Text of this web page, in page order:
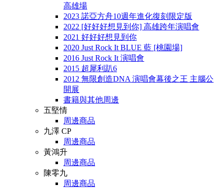
高雄場
2023 諾亞方舟10週年進化復刻限定版
2022 [好好好想見到你] 高雄跨年演唱會
2021 好好好想見到你
2020 Just Rock It BLUE 藍 [桃園場]
2016 Just Rock It 演唱會
2015 超犀利趴6
2012 無限創造DNA 演唱會幕後之王 主腦公
開展
書籍與其他周邊
五堅情
周邊商品
九澤 CP
周邊商品
黃鴻升
周邊商品
陳零九
周邊商品